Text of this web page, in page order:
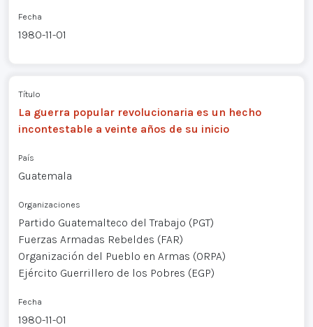
Fecha
1980-11-01
Título
La guerra popular revolucionaria es un hecho
incontestable a veinte años de su inicio
País
Guatemala
Organizaciones
Partido Guatemalteco del Trabajo (PGT)
Fuerzas Armadas Rebeldes (FAR)
Organización del Pueblo en Armas (ORPA)
Ejército Guerrillero de los Pobres (EGP)
Fecha
1980-11-01